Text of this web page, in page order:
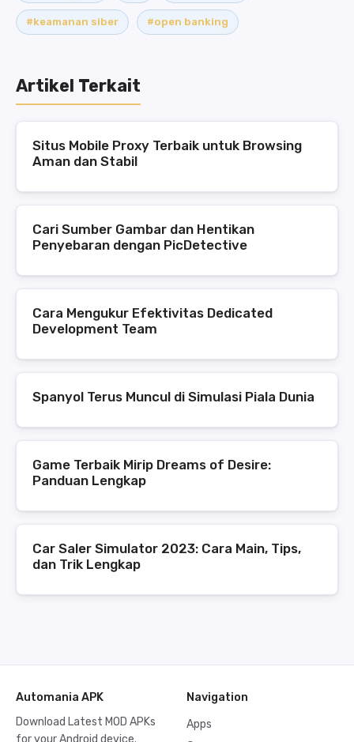
#keamanan siber #open banking
Artikel Terkait
Situs Mobile Proxy Terbaik untuk Browsing
Aman dan Stabil
Cari Sumber Gambar dan Hentikan
Penyebaran dengan PicDetective
Cara Mengukur Efektivitas Dedicated
Development Team
Spanyol Terus Muncul di Simulasi Piala Dunia
Game Terbaik Mirip Dreams of Desire:
Panduan Lengkap
Car Saler Simulator 2023: Cara Main, Tips,
dan Trik Lengkap
Automania APK
Download Latest MOD APKs
for your Android device.
Navigation
Apps